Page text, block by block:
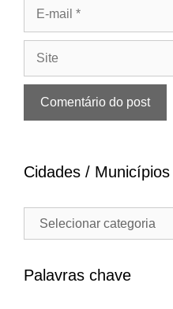
mail
Cidades /
Cidades
Municípios
Palavras chave